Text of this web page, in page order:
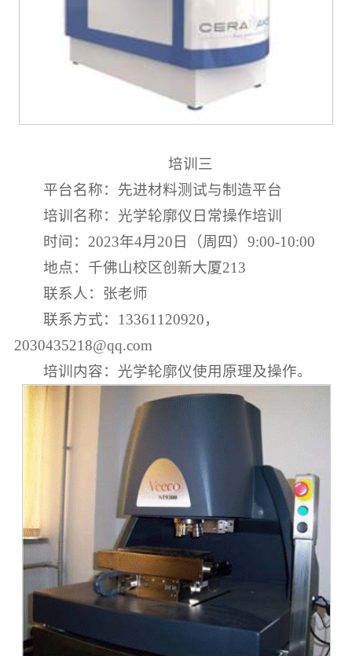
培训三
平台名称：先进材料测试与制造平台
培训名称：光学轮廓仪日常操作培训
时间：2023年4月20日（周四）9:00-10:00
地点：千佛山校区创新大厦213
联系人：张老师
联系方式：13361120920，
2030435218@qq.com
培训内容：光学轮廓仪使用原理及操作。